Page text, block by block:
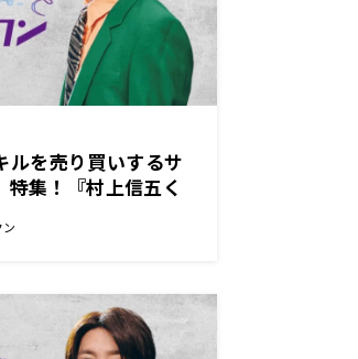
を売り買いするサ
集！『村上信五く